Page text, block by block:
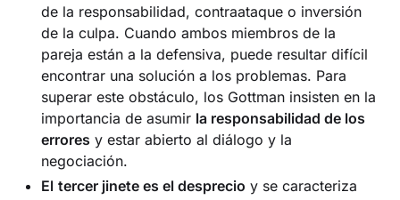
de la responsabilidad, contraataque o inversión
de la culpa. Cuando ambos miembros de la
pareja están a la defensiva, puede resultar difícil
encontrar una solución a los problemas. Para
superar este obstáculo, los Gottman insisten en la
importancia de asumir la responsabilidad de los
errores y estar abierto al diálogo y la
negociación.
El tercer jinete es el desprecio y se caracteriza